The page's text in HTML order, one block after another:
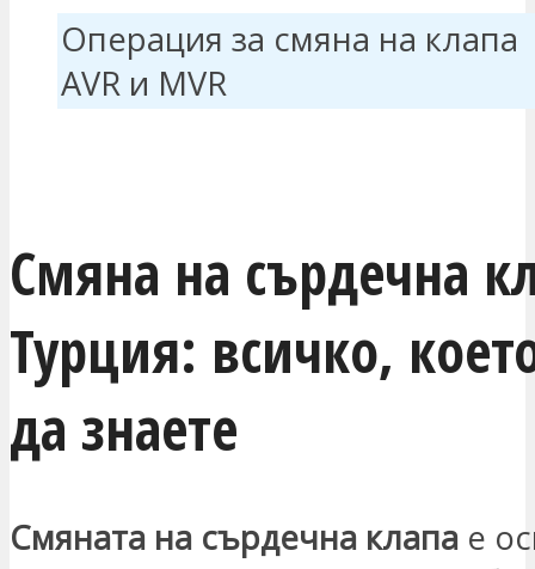
Операция за смяна на клапа
AVR и MVR
Смяна на сърдечна
Турция: всичко,
да знаете
Смяната на сърдечна клапа е